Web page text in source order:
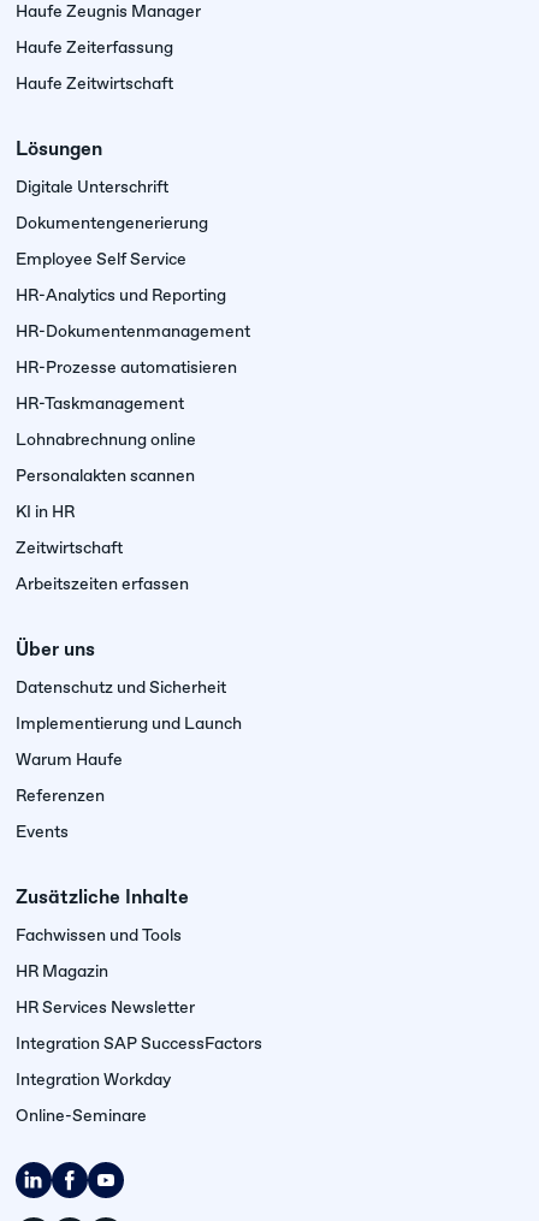
Haufe Zeugnis Manager
Haufe Zeiterfassung
Haufe Zeitwirtschaft
Lösungen
Digitale Unterschrift
Dokumenten­generierung
Employee Self Service
HR-Analytics und Reporting
HR-Dokumentenmanagement
HR-Prozesse automatisieren
HR-Taskmanagement
Lohnabrechnung online
Personalakten scannen
KI in HR
Zeitwirtschaft
Arbeitszeiten erfassen
Über uns
Datenschutz und Sicherheit
Implementierung und Launch
Warum Haufe
Referenzen
Events
Zusätzliche Inhalte
Fachwissen und Tools
HR Magazin
HR Services Newsletter
Integration SAP SuccessFactors
Integration Workday
Online-Seminare